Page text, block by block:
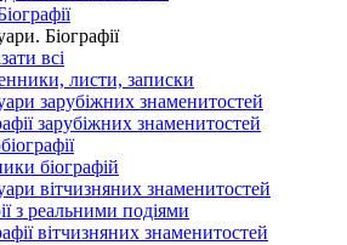
Біографії
всі
листи, записки
зарубіжних знаменитостей
зарубіжних знаменитостей
біографій
вітчизняних знаменитостей
з реальними подіями
вітчизняних знаменитостей